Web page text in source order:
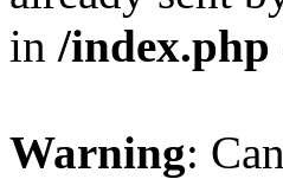
in /index.php
Warning: